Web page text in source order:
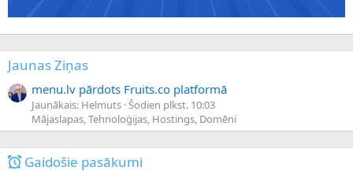
Jaunas Ziņas
menu.lv pārdots Fruits.co platformā
Jaunākais: Helmuts Šodien plkst. 10:03
Mājaslapas, Tehnoloģijas, Hostings, Domēni
Gaidošie pasākumi